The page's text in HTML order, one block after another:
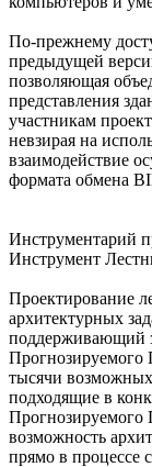
По-прежнему
предыдущей
позволяющая
представления
участникам
невзирая на
взаимодействие
формата обмена
Инструментарий
Инструмент
Проектирование
архитектурных
поддерживающий
Прогнозируемого
тысячи
подходящие в
Прогнозируемого
возможность
прямо в процессе